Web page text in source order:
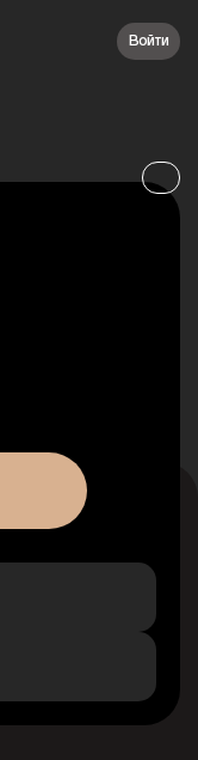
Войти